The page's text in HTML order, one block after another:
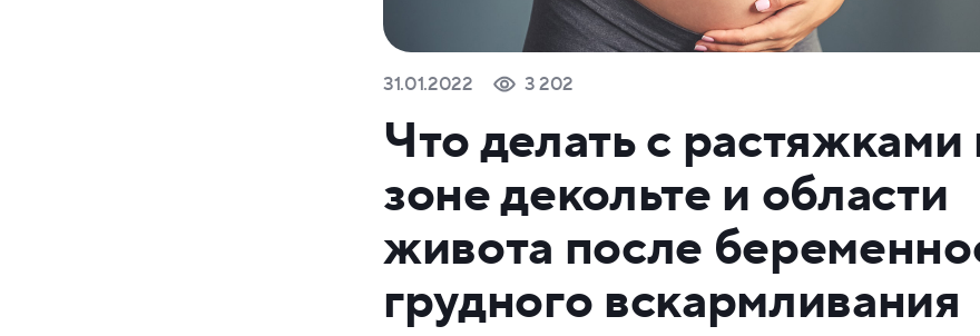
31.01.2022 3 202
Что делать с растяжками
зоне декольте и области
живота после
грудного вскармливания